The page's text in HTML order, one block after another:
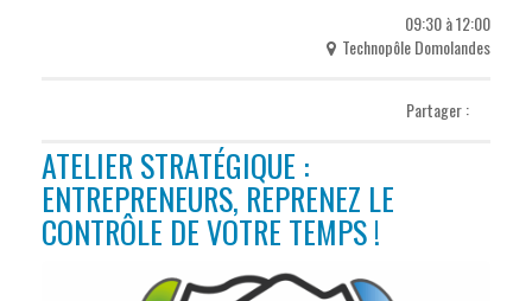
09:30 à 12:00
Technopôle Domolandes
Partager :
ATELIER STRATÉGIQUE :
ENTREPRENEURS, REPRENEZ LE
CONTRÔLE DE VOTRE TEMPS !